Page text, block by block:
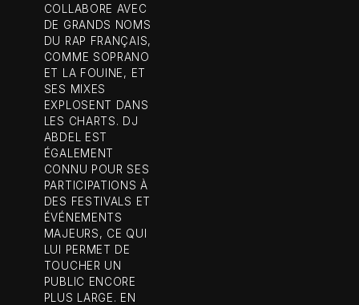
COLLABORE AVEC
DE GRANDS NOMS
DU RAP FRANÇAIS,
COMME SOPRANO
ET LA FOUINE, ET
SES MIXES
EXPLOSENT DANS
LES CHARTS. DJ
ABDEL EST
ÉGALEMENT
CONNU POUR SES
PARTICIPATIONS À
DES FESTIVALS ET
ÉVÉNEMENTS
MAJEURS, CE QUI
LUI PERMET DE
TOUCHER UN
PUBLIC ENCORE
PLUS LARGE. EN